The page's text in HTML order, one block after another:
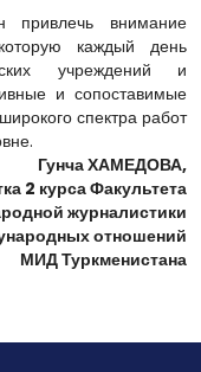
привлечь внимание
каждый день
учреждений и
и сопоставимые
спектра работ
Гунча ХАМЕДОВА,
2 курса Факультета
журналистики
отношений
МИД Туркменистана